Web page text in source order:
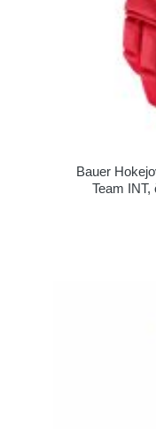
Bauer
Team